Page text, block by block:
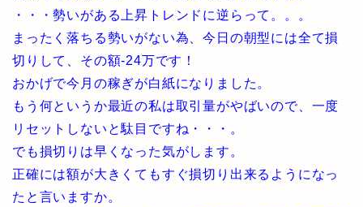
・・・勢いがある上昇トレンドに逆らって。。。
まったく落ちる勢いがない為、今日の朝型には全て損
切りして、その額-24万です！
おかげで今月の稼ぎが白紙になりました。
もう何というか最近の私は取引量がやばいので、一度
リセットしないと駄目ですね・・・。
でも損切りは早くなった気がします。
正確には額が大きくてもすぐ損切り出来るようになっ
たと言いますか。